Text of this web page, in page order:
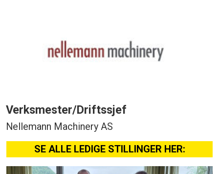
Verksmester/Driftssjef
Nellemann Machinery AS
SE ALLE LEDIGE STILLINGER HER: